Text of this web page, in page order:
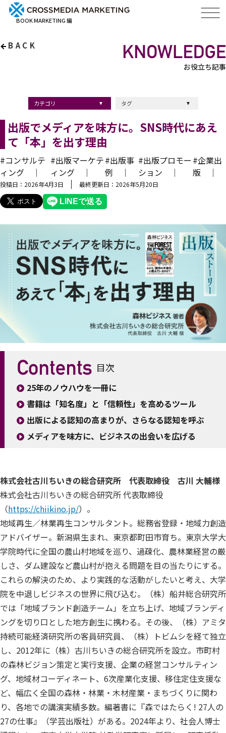
BOOK MARKETING 編
BACK
お役立ち記事
カテゴリ
タグ
出版でメディアを味方に。SNS時代にあえ
て「本」を出す理由
#コンサルテ
ィング ｜
#出版マーケテ
ィング ｜
#出版事
例 ｜
#出版プロモー
ション ｜
#企業出
版 ｜
投稿日：2026年4月3日 最終更新日：2026年5月20日
目次
25年のノウハウを一冊に
書籍は「知名度」と「信頼性」を高めるツール
出版による認知の高まりが、さらなる認知を呼ぶ
メディアを味方に、ビジネスの出会いを広げる
株式会社古川ちいきの総合研究所 代表取締役 古川 大輔様
株式会社古川ちいきの総合研究所 代表取締役
（https://chiikino.jp/）。
地域再生／林業再生コンサルタント。総務省登録・地域力創造
アドバイザー。新潟県生まれ、東京都町田市育ち。東京大学大
学院時代に全国の農山村地域を巡り、過疎化、農林業経営の厳
しさ、ダム建設など農山村が抱える問題を目の当たりにする。
これらの解決のため、より実践的な活動がしたいと考え、大学
院を中退しビジネスの世界に飛び込む。（株）船井総合研究所
では「地域ブランド創造チーム」を立ち上げ、地域ブランディ
ングを切り口とした地方創生に携わる。その後、（株）アミタ
持続可能経済研究所の客員研究員、（株）トビムシを経て独立
し、2012年に（株）古川ちいきの総合研究所を設立。市町村
の森林ビジョン策定と実行支援、企業の経営コンサルティン
グ、地域材コーディネート、6次産業化支援、移住定住支援な
ど、幅広く全国の森林・林業・木材産業・まちづくりに関わ
り、各地での講演実績多数。編著書に『森ではたらく! 27人の
27の仕事』（学芸出版社）がある。2024年より、社会人博士